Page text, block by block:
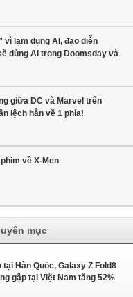
vì lạm dụng AI, đạo diễn
dùng AI trong Doomsday và
giữa DC và Marvel trên
lệch hẳn về 1 phía!
về X-Men
mục
Hàn Quốc, Galaxy Z Fold8
gập tại Việt Nam tăng 52%